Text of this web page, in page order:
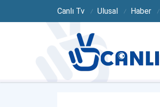
Canlı Tv Ulusal Haber